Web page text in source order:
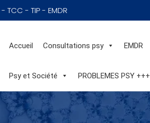
- TCC - TIP - EMDR
Accueil Consultations psy EMDR
Psy et Société PROBLEMES PSY +++